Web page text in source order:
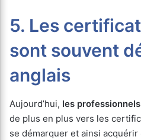
5. Les
sont souvent
anglais
Aujourd’hui, les
de plus en plus vers les
se démarquer et ainsi